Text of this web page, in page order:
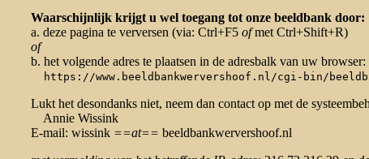
Waarschijnlijk krijgt u wel toegang tot onze beeldbank door:
a. deze pagina te verversen (via: Ctrl+F5 ofmet Ctrl+Shift+R)
of
b. het volgende adres te plaatsen in de adresbalk van uw browser:
https://www.beeldbankwervershoof.nl/cgi-bin/
Lukt het desondanks niet, neem dan contact op met de
Annie Wissink
E-mail: wissink ==at== beeldbankwervershoof.nl